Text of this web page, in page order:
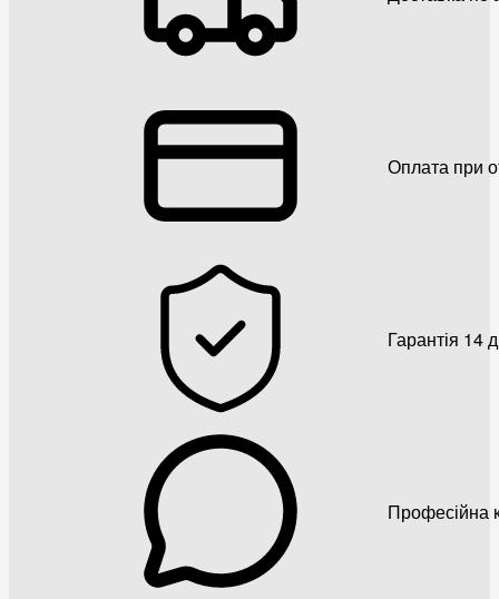
Оплата при
Гарантія 14
Професійна